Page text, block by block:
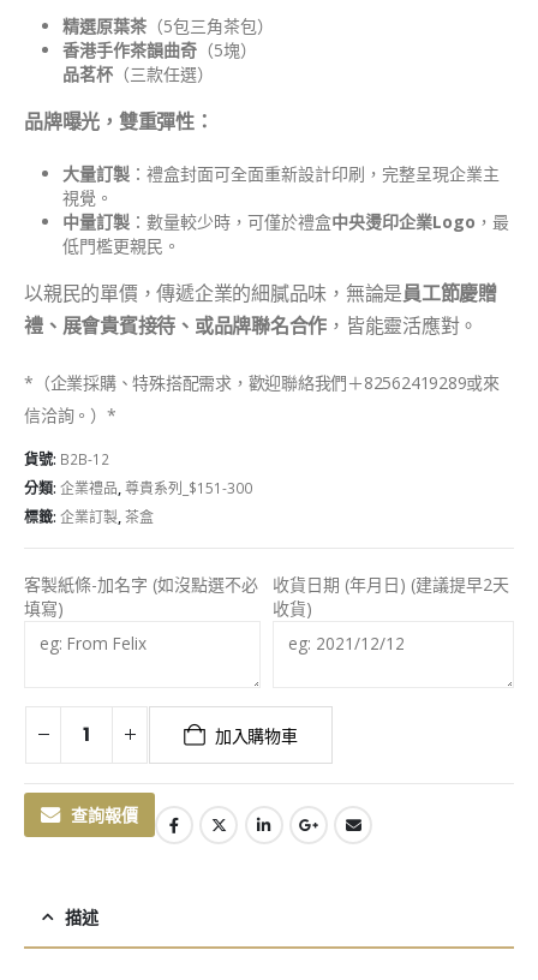
精選原葉茶 （5包三角茶包）
香港手作茶韻曲奇 （5塊）
品茗杯 （三款任選）
品牌曝光，雙重彈性：
大量訂製 ：禮盒封面可全面重新設計印刷，完整呈現企業主
視覺。
中量訂製 ：數量較少時，可僅於禮盒中央燙印企業Logo ，最
低門檻更親民。
以親民的單價，傳遞企業的細膩品味，無論是員工節慶贈
禮、展會貴賓接待、或品牌聯名合作 ，皆能靈活應對。
*（企業採購、特殊搭配需求，歡迎聯絡我們＋82562419289或來
信洽詢。）*
貨號: B2B-12
分類: 企業禮品,尊貴系列_$151-300
標籤: 企業訂製,茶盒
客製紙條-加名字 (如沒點選不必
填寫)
收貨日期 (年月日) (建議提早2天
收貨)
加入購物車
查詢報價
描述